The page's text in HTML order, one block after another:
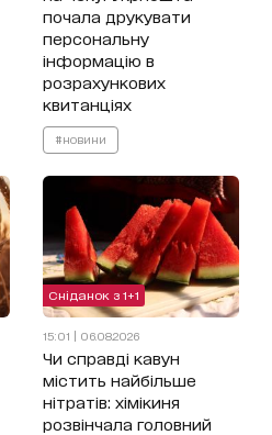
почала друкувати
персональну
інформацію в
розрахункових
квитанціях
#новини
Сніданок з 1+1
15:01 | 06.08.2026
Чи справді кавун
містить найбільше
нітратів: хімікиня
розвінчала головний